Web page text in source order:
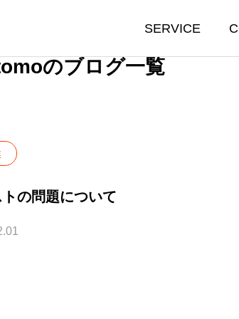
SERVICE
のブログ一覧
の問題について